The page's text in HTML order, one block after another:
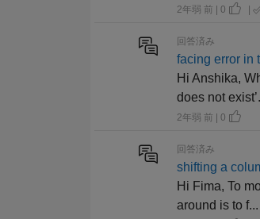
2年弱 前 | 0 |
回答済み
facing error in
Hi Anshika,
does not
2年弱 前 | 0
回答済み
shifting a
Hi Fima, To
around is to f...